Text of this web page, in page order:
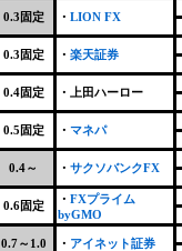
0.3固定 ・ LION FX
0.3固定 ・ 楽天証券
0.4固定 ・上田ハーロー
0.5固定 ・ マネパ
0.4～ ・ サクソバンクFX
0.6固定 ・ FXプライム
byGMO
0.7～1.0 ・ アイネット証券